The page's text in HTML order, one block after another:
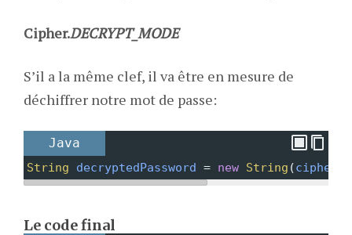
Cipher.DECRYPT_MODE
S’il a la même clef, il va être en mesure de
déchiffrer notre mot de passe:
Java
String decryptedPassword = new String (cipher
Le code final